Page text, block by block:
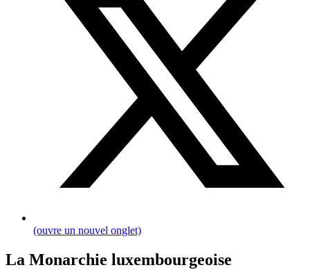
(ouvre un nouvel onglet)
La Monarchie luxembourgeoise